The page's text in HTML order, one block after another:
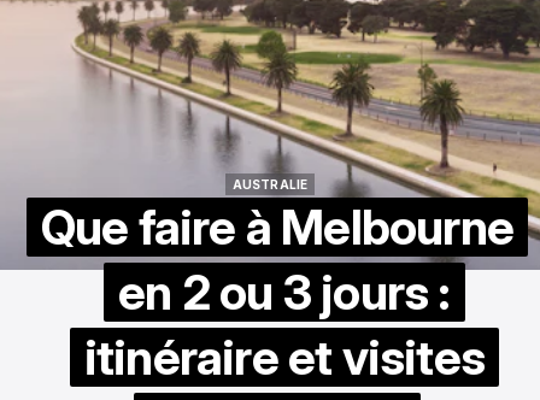
AUSTRALIE
Que faire à Melbourne
en 2 ou 3 jours :
itinéraire et visites